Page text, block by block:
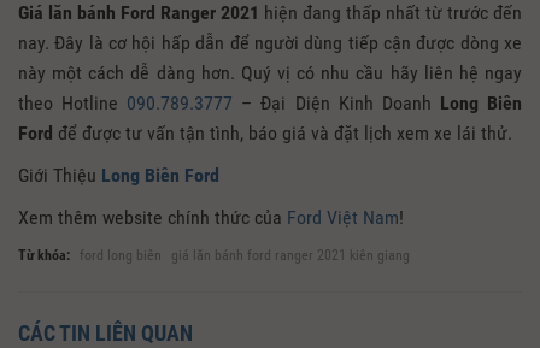
Giá lăn bánh Ford Ranger 2021 hiện đang thấp nhất từ trước đến
nay. Đây là cơ hội hấp dẫn để người dùng tiếp cận được dòng xe
này một cách dễ dàng hơn. Quý vị có nhu cầu hãy liên hệ ngay
theo Hotline 090.789.3777 – Đại Diện Kinh Doanh Long Biên
Ford để được tư vấn tận tình, báo giá và đặt lịch xem xe lái thử.
Giới Thiệu Long Biên Ford
Xem thêm website chính thức của Ford Việt Nam!
Từ khóa: ford long biên giá lăn bánh ford ranger 2021 kiên giang
CÁC TIN LIÊN QUAN